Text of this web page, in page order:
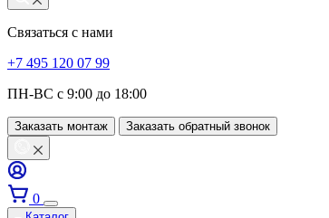
Связаться с нами
+7 495 120 07 99
ПН-ВС с 9:00 до 18:00
Заказать монтаж Заказать обратный звонок
0